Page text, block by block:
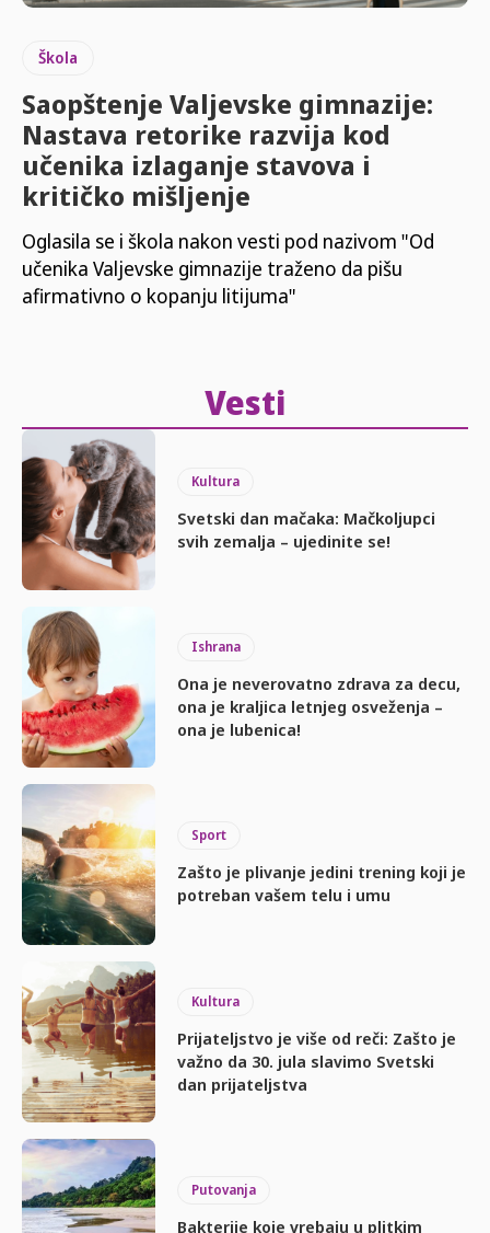
Škola
Saopštenje Valjevske gimnazije:
Nastava retorike razvija kod
učenika izlaganje stavova i
kritičko mišljenje
Oglasila se i škola nakon vesti pod nazivom "Od
učenika Valjevske gimnazije traženo da pišu
afirmativno o kopanju litijuma"
Vesti
Kultura
Svetski dan mačaka: Mačkoljupci
svih zemalja – ujedinite se!
Ishrana
Ona je neverovatno zdrava za decu,
ona je kraljica letnjeg osveženja –
ona je lubenica!
Sport
Zašto je plivanje jedini trening koji je
potreban vašem telu i umu
Kultura
Prijateljstvo je više od reči: Zašto je
važno da 30. jula slavimo Svetski
dan prijateljstva
Putovanja
Bakterije koje vrebaju u plitkim